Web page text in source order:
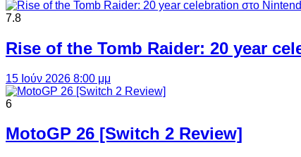
7.8
Rise of the Tomb Raider: 20 year
15 Ιούν 2026 8:00 μμ
6
MotoGP 26 [Switch 2 Review]